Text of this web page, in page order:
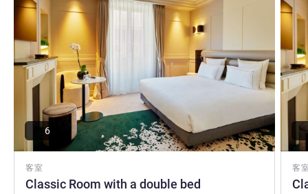
客室
Classic Room with a double bed
6
客